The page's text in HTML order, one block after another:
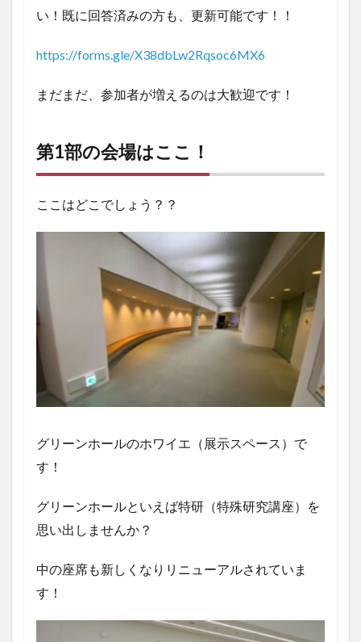
い！既に回答済みの方も、更新可能です！！
https://forms.gle/X38dbLw2Rqsoc6MX6
まだまだ、参加者が増えるのは大歓迎です！
第1部の会場はここ！
ここはどこでしょう？？
グリーンホールのホワイエ（展示スペース）で
す！
グリーンホールといえば特研（特殊研究講座）を
思い出しませんか？
中の座席も新しくなりリニューアルされていま
す！